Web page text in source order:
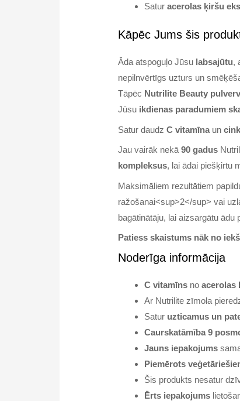
Saturacerolas ķiršu
Kāpēc Jums šis
Āda atspoguļo Jūsu labsajūtu,
nepilnvērtīgs uzturs un
Tāpēc Nutrilite Beauty
Jūsu ikdienas paradumiem
Satur daudzC vitamīna un
Jau vairāk nekā90 gadus
kompleksus, lai ādai piešķirtu
Maksimāliem rezultātiem
ražošanai<sup>2</sup> vai
bagātinātāju, lai aizsargātu
Patiess skaistums nāk no
Noderīga informācija
C vitamīns noacerolas
Ar Nutrilite zīmola
Satur uzticamus un
Caurskatāmība 9
Jauns iepakojums
Piemērots
Šis produkts nesatur
Ērts iepakojums